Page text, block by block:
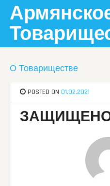
content
О Товариществе
POSTED ON 01.02.2021